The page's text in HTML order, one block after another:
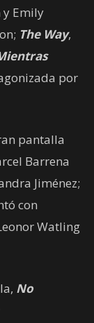
y Emily
The Way,
por
pantalla
Barrena
Jiménez;
con
Watling
No